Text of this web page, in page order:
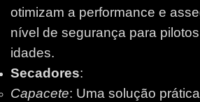
otimizam a performance e
nível de segurança para
idades.
Secadores:
Capacete: Uma solução